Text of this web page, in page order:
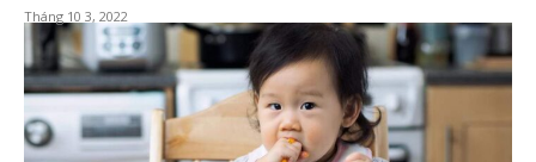
Tháng 10 3, 2022